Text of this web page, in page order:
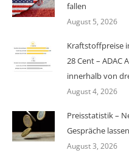
fallen
August 5, 2026
Kraftstoffpreise
28 Cent – ADAC
innerhalb von
August 4, 2026
Preisstatistik –
Gespräche
August 3, 2026